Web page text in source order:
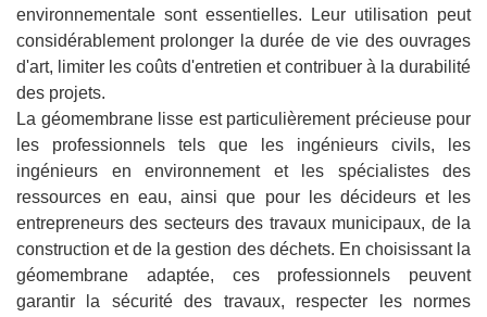
environnementale sont essentielles. Leur utilisation peut
considérablement prolonger la durée de vie des ouvrages
d'art, limiter les coûts d'entretien et contribuer à la durabilité
des projets.
La géomembrane lisse est particulièrement précieuse pour
les professionnels tels que les ingénieurs civils, les
ingénieurs en environnement et les spécialistes des
ressources en eau, ainsi que pour les décideurs et les
entrepreneurs des secteurs des travaux municipaux, de la
construction et de la gestion des déchets. En choisissant la
géomembrane adaptée, ces professionnels peuvent
garantir la sécurité des travaux, respecter les normes